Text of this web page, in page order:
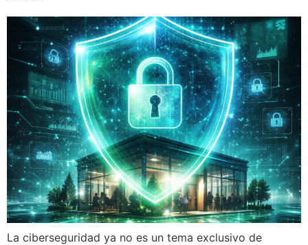
La ciberseguridad ya no es un tema exclusivo de